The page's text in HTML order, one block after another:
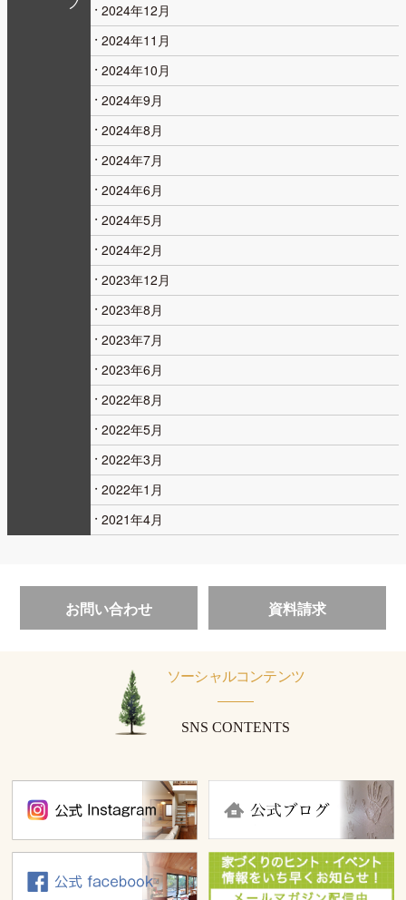
2024年12月
2024年11月
2024年10月
2024年9月
2024年8月
2024年7月
2024年6月
2024年5月
2024年2月
2023年12月
2023年8月
2023年7月
2023年6月
2022年8月
2022年5月
2022年3月
2022年1月
2021年4月
お問い合わせ 資料請求
ソーシャルコンテンツ
SNS CONTENTS